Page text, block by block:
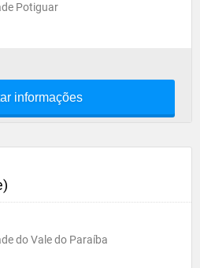
Potiguar
informações
do Vale do Paraíba